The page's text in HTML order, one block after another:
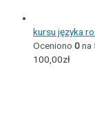
kursu języka
Oceniono 0na
100,00zł